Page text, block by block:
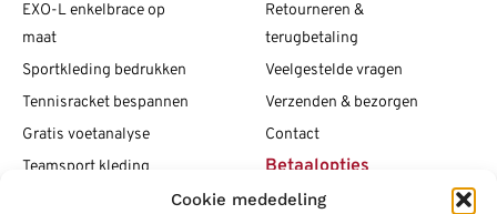
Cookie mededeling
EXO-L enkelbrace op
maat
Sportkleding bedrukken
Tennisracket bespannen
Gratis voetanalyse
Teamsport kleding
Retourneren &
terugbetaling
Veelgestelde vragen
Verzenden & bezorgen
Contact
Betaalopties